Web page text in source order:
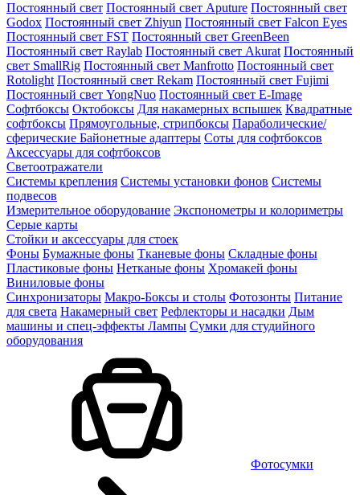
Постоянный свет Постоянный свет Aputure Постоянный свет
Godox Постоянный свет Zhiyun Постоянный свет Falcon Eyes
Постоянный свет FST Постоянный свет GreenBeen
Постоянный свет Raylab Постоянный свет Akurat Постоянный
свет SmallRig Постоянный свет Manfrotto Постоянный свет
Rotolight Постоянный свет Rekam Постоянный свет Fujimi
Постоянный свет YongNuo Постоянный свет E-Image
Софтбоксы Октобоксы Для накамерных вспышек Квадратные
софтбоксы Прямоугольные, стрипбоксы Параболические/
сферические Байонетныe адаптеры Соты для софтбоксов
Аксессуары для софтбоксов
Светоотражатели
Системы крепления Системы установки фонов Системы
подвесов
Измерительное оборудование Экспонометры и колориметры
Серые карты
Стойки и аксессуары для стоек
Фоны Бумажные фоны Тканевые фоны Складные фоны
Пластиковые фоны Нетканые фоны Хромакей фоны
Виниловые фоны
Синхронизаторы Макро-Боксы и столы Фотозонты Питание
для света Накамерный свет Рефлекторы и насадки Дым
машины и спец-эффекты Лампы Сумки для студийного
оборудования
Фотосумки